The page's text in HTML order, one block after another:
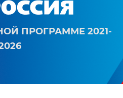
ПРОГРАММЕ 2021-